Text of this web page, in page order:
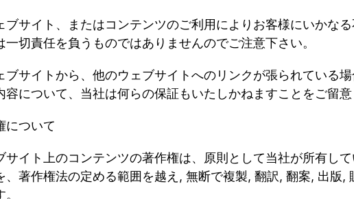
ブサイト、またはコンテンツのご利用によりお客様にいかな
一切責任を負うものではありませんのでご注意下さい。
ブサイトから、他のウェブサイトへのリンクが張られている
容について、当社は何らの保証もいたしかねますことをご留意
について
サイト上のコンテンツの著作権は、原則として当社が所有し
、著作権法の定める範囲を越え , 無断で複製, 翻訳, 翻案, 出版,